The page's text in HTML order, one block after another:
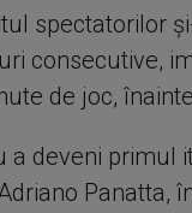
spectatorilor
consecutive,
de joc,
a deveni primul
Panatta,